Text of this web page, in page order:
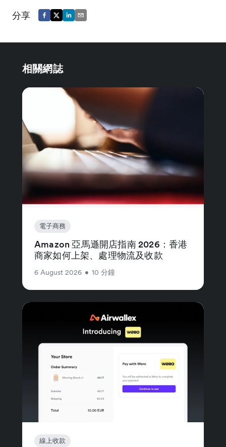
分享
相關網誌
電子商務
Amazon 亞馬遜開店指南 2026：香港
商家如何上架、處理物流及收款
6 August 2026 • 10 分鐘
線上收款